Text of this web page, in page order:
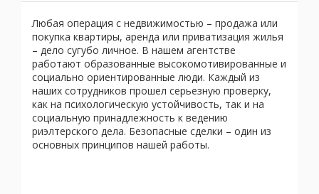
Любая операция с недвижимостью – продажа или
покупка квартиры, аренда или приватизация жилья
– дело сугубо личное. В нашем агентстве
работают образованные высокомотивированные и
социально ориентированные люди. Каждый из
наших сотрудников прошел серьезную проверку,
как на психологическую устойчивость, так и на
социальную принадлежность к ведению
риэлтерского дела. Безопасные сделки – один из
основных принципов нашей работы.